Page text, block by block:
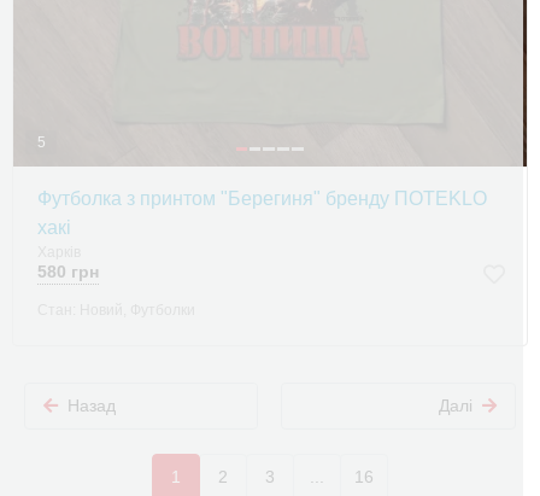
5
Футболка з принтом "Берегиня" бренду ПOTEKLO
хакі
580 грн
Назад Далі
1 2 3 ... 16